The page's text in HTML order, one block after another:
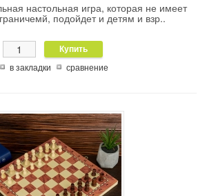
в закладки сравнение
настольная игра, которая не имеет
подойдет и детям и взр..